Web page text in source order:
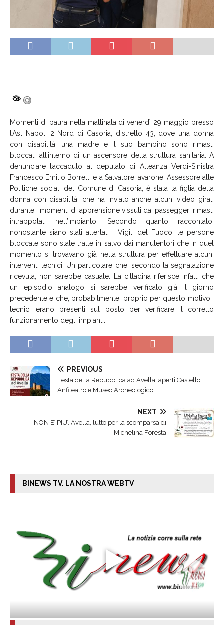
Momenti di paura nella mattinata di venerdì 29 maggio presso
l’Asl Napoli 2 Nord di Casoria, distretto 43, dove una donna
con disabilità, una madre e il suo bambino sono rimasti
bloccati all’interno di un ascensore della struttura sanitaria. A
denunciare l’accaduto al deputato di Alleanza Verdi-Sinistra
Francesco Emilio Borrelli e a Salvatore Iavarone, Assessore alle
Politiche sociali del Comune di Casoria, è stata la figlia della
donna con disabilità, che ha inviato anche alcuni video girati
durante i momenti di apprensione vissuti dai passeggeri rimasti
intrappolati nell’impianto. Secondo quanto raccontato,
nonostante siano stati allertati i Vigili del Fuoco, le persone
bloccate sono state tratte in salvo dai manutentori che in quel
momento si trovavano già nella struttura per effettuare alcuni
interventi tecnici. Un particolare che, secondo la segnalazione
ricevuta, non sarebbe casuale. La cittadina riferisce infatti che
un episodio analogo si sarebbe verificato già il giorno
precedente e che, probabilmente, proprio per questo motivo i
tecnici erano presenti sul posto per verificare il corretto
funzionamento degli impianti.
PREVIOUS
Festa della Repubblica ad Avella: aperti Castello,
Anfiteatro e Museo Archeologico
NEXT
NON E’ PIU’. Avella, lutto per la scomparsa di
Michelina Foresta
BINEWS TV. LA NOSTRA WEBTV